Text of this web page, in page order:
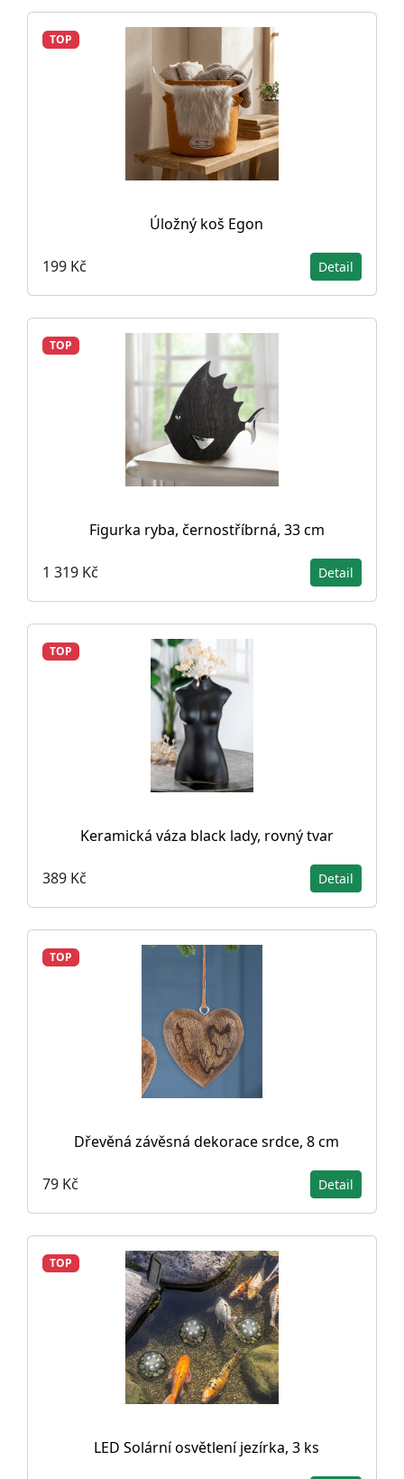
TOP
Úložný koš Egon
199 Kč Detail
TOP
Figurka ryba, černostříbrná, 33 cm
1 319 Kč Detail
TOP
Keramická váza black lady, rovný tvar
389 Kč Detail
TOP
Dřevěná závěsná dekorace srdce, 8 cm
79 Kč Detail
TOP
LED Solární osvětlení jezírka, 3 ks